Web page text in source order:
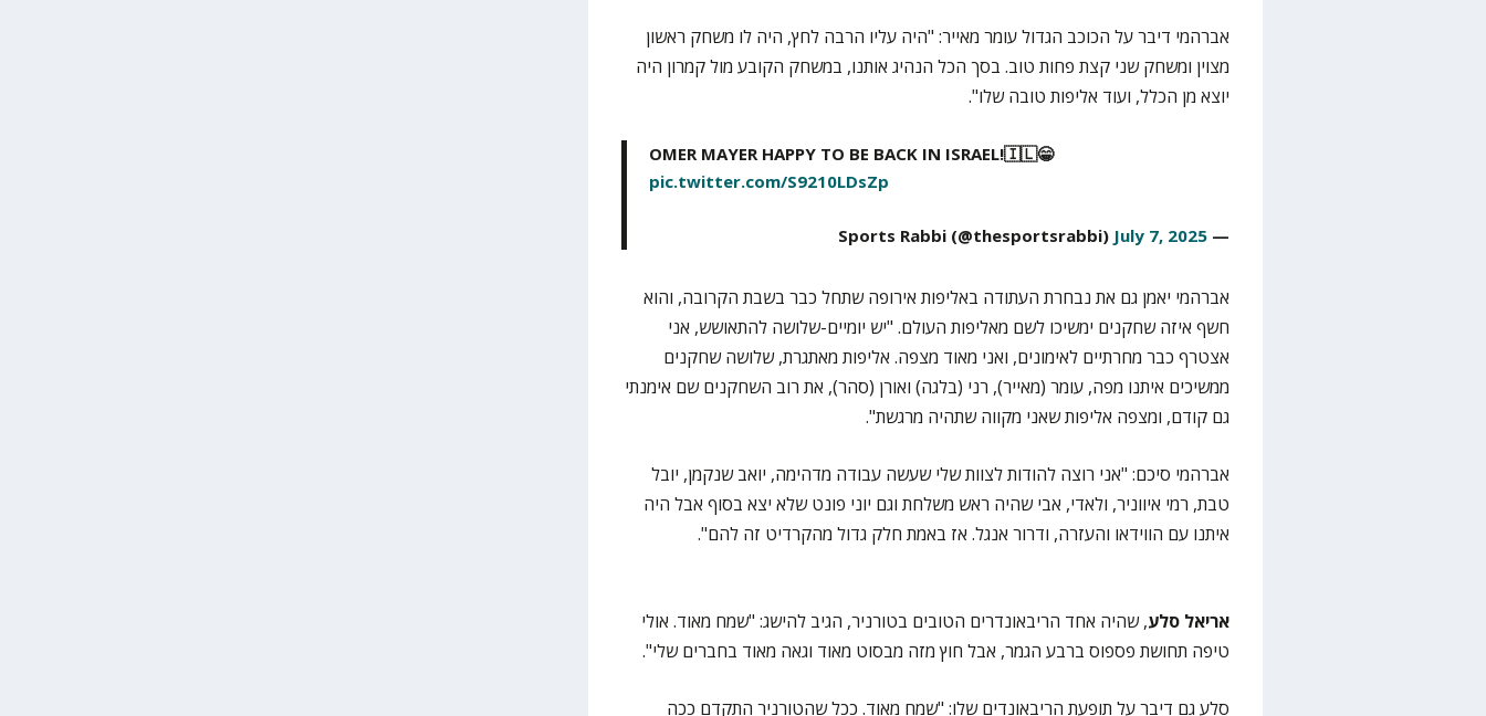
אברהמי דיבר על הכוכב הגדול עומר מאייר: "היה עליו הרבה לחץ, היה לו משחק ראשון
מצוין ומשחק שני קצת פחות טוב. בסך הכל הנהיג אותנו, במשחק הקובע מול קמרון היה
יוצא מן הכלל, ועוד אליפות טובה שלו".
OMER MAYER HAPPY TO BE BACK IN ISRAEL!🇮🇱😁
pic.twitter.com/S9210LDsZp
— Sports Rabbi (@thesportsrabbi)
July 7, 2025
אברהמי יאמן גם את נבחרת העתודה באליפות אירופה שתחל כבר בשבת הקרובה, והוא
חשף איזה שחקנים ימשיכו לשם מאליפות העולם. "יש יומיים-שלושה להתאושש, אני
אצטרף כבר מחרתיים לאימונים, ואני מאוד מצפה. אליפות מאתגרת, שלושה שחקנים
ממשיכים איתנו מפה, עומר (מאייר), רני (בלגה) ואורן (סהר), את רוב השחקנים שם אימנתי
גם קודם, ומצפה אליפות שאני מקווה שתהיה מרגשת".
אברהמי סיכם: "אני רוצה להודות לצוות שלי שעשה עבודה מדהימה, יואב שנקמן, יובל
טבת, רמי איווניר, ולאדי, אבי שהיה ראש משלחת וגם יוני פונט שלא יצא בסוף אבל היה
איתנו עם הווידאו והעזרה, ודרור אנגל. אז באמת חלק גדול מהקרדיט זה להם".
אריאל סלע, שהיה אחד הריבאונדרים הטובים בטורניר, הגיב להישג: "שמח מאוד. אולי
טיפה תחושת פספוס ברבע הגמר, אבל חוץ מזה מבסוט מאוד וגאה מאוד בחברים שלי".
סלע גם דיבר על תופעת הריבאונדים שלו: "שמח מאוד. ככל שהטורניר התקדם ככה